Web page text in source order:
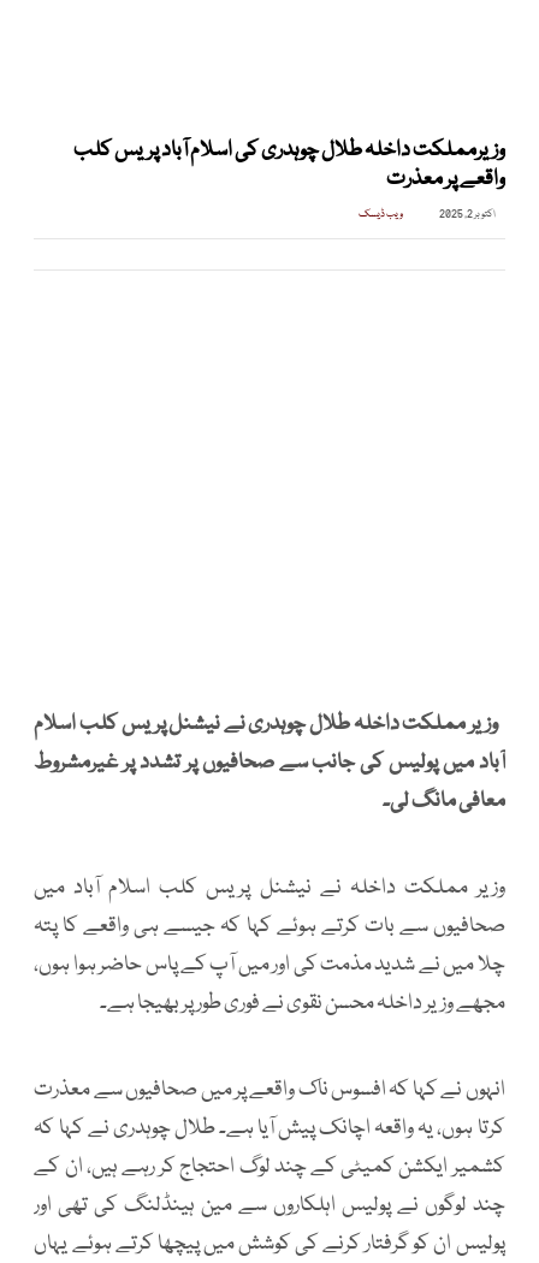
وزیرمملکت داخلہ طلال چوہدری کی اسلام آباد پریس کلب
واقعے پر معذرت
اکتوبر 2, 2025 ویب ڈیسک
وزیر مملکت داخلہ طلال چوہدری نے نیشنل پریس کلب اسلام
آباد میں پولیس کی جانب سے صحافیوں پر تشدد پر غیرمشروط
معافی مانگ لی۔
وزیر مملکت داخلہ نے نیشنل پریس کلب اسلام آباد میں
صحافیوں سے بات کرتے ہوئے کہا کہ جیسے ہی واقعے کا پتہ
چلا میں نے شدید مذمت کی اور میں آپ کے پاس حاضر ہوا ہوں،
مجھے وزیر داخلہ محسن نقوی نے فوری طور پر بھیجا ہے۔
انہوں نے کہا کہ افسوس ناک واقعے پر میں صحافیوں سے معذرت
کرتا ہوں، یہ واقعہ اچانک پیش آیا ہے۔ طلال چوہدری نے کہا کہ
کشمیر ایکشن کمیٹی کے چند لوگ احتجاج کر رہے ہیں، ان کے
چند لوگوں نے پولیس اہلکاروں سے مین ہینڈلنگ کی تھی اور
پولیس ان کو گرفتار کرنے کی کوشش میں پیچھا کرتے ہوئے یہاں